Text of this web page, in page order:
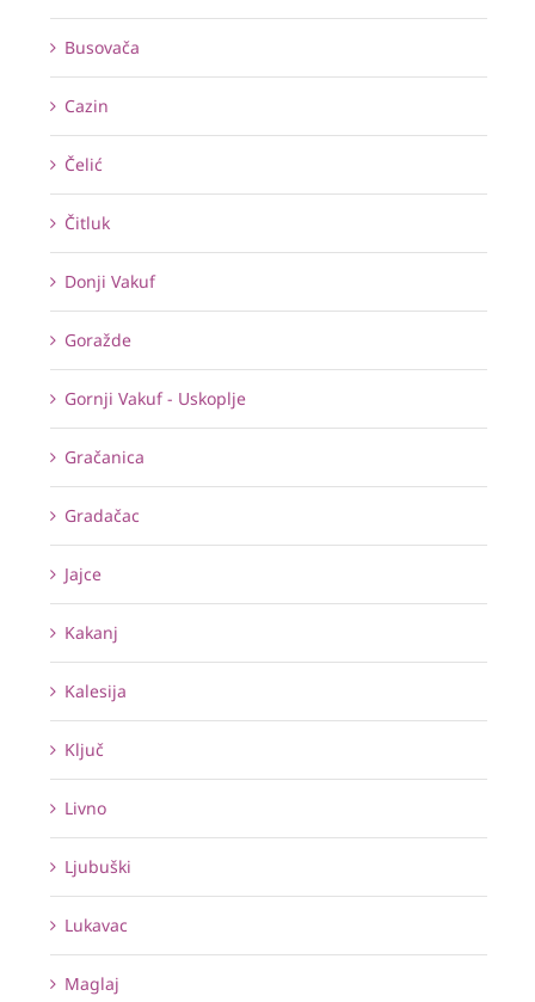
Busovača
Cazin
Čelić
Čitluk
Donji Vakuf
Goražde
Gornji Vakuf - Uskoplje
Gračanica
Gradačac
Jajce
Kakanj
Kalesija
Ključ
Livno
Ljubuški
Lukavac
Maglaj